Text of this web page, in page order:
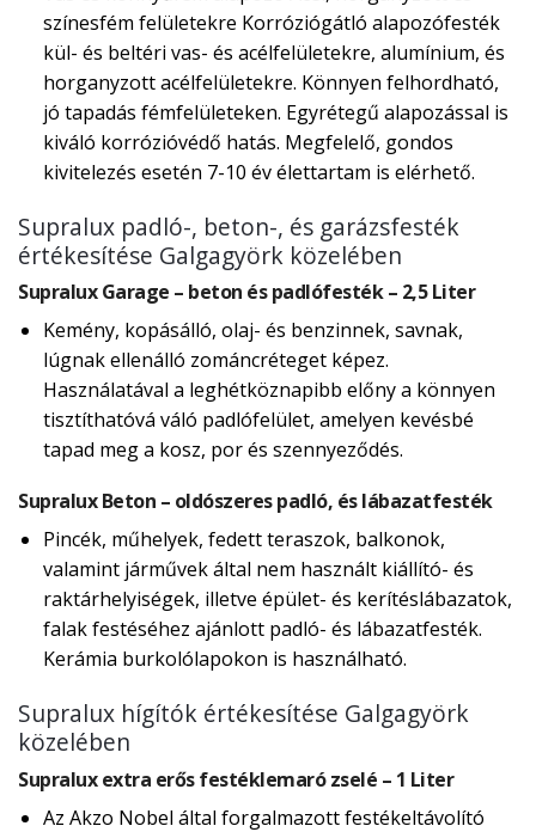
színesfém felületekre Korróziógátló alapozófesték
kül- és beltéri vas- és acélfelületekre, alumínium, és
horganyzott acélfelületekre. Könnyen felhordható,
jó tapadás fémfelületeken. Egyrétegű alapozással is
kiváló korrózióvédő hatás. Megfelelő, gondos
kivitelezés esetén 7-10 év élettartam is elérhető.
Supralux padló-, beton-, és garázsfesték
értékesítése Galgagyörk közelében
Supralux Garage – beton és padlófesték – 2,5 Liter
Kemény, kopásálló, olaj- és benzinnek, savnak,
lúgnak ellenálló zománcréteget képez.
Használatával a leghétköznapibb előny a könnyen
tisztíthatóvá váló padlófelület, amelyen kevésbé
tapad meg a kosz, por és szennyeződés.
Supralux Beton – oldószeres padló, és lábazatfesték
Pincék, műhelyek, fedett teraszok, balkonok,
valamint járművek által nem használt kiállító- és
raktárhelyiségek, illetve épület- és kerítéslábazatok,
falak festéséhez ajánlott padló- és lábazatfesték.
Kerámia burkolólapokon is használható.
Supralux hígítók értékesítése Galgagyörk
közelében
Supralux extra erős festéklemaró zselé – 1 Liter
Az Akzo Nobel által forgalmazott festékeltávolító